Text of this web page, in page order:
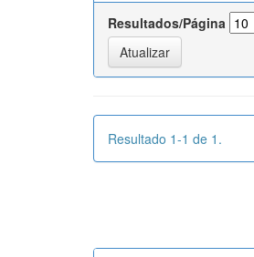
Resultados/Página
Resultado 1-1 de 1.